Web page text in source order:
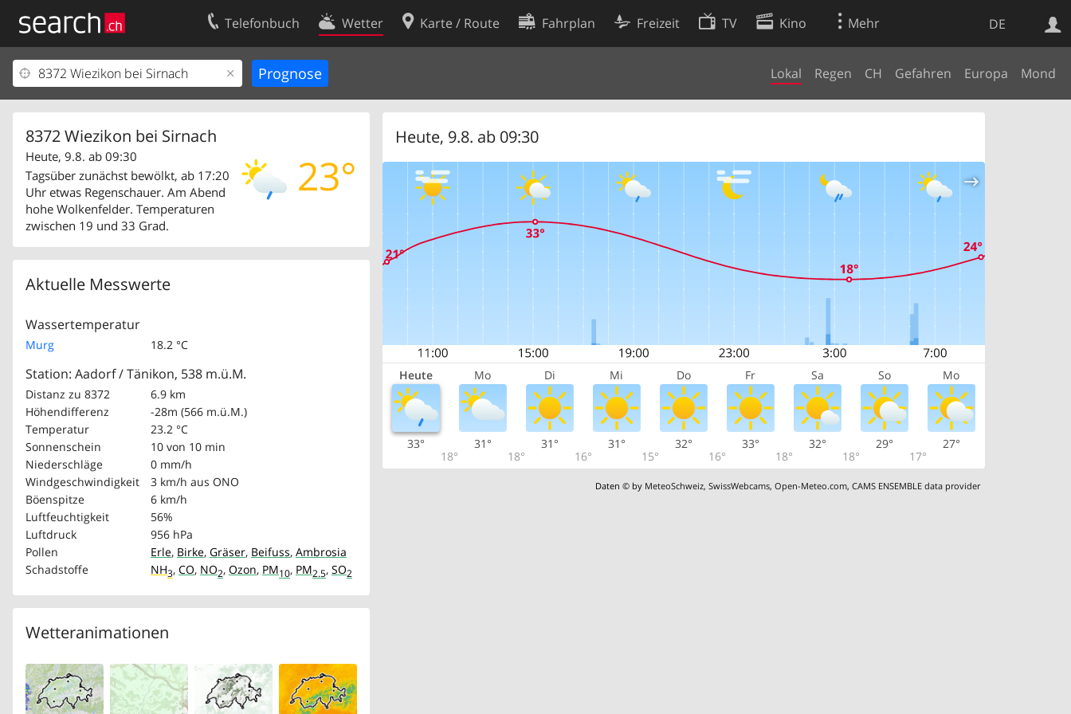
DE
Telefonbuch Wetter Karte / Route Fahrplan Freizeit TV Kino Mehr
Lokal Regen CH Gefahren Europa Mond
8372 Wiezikon bei Sirnach
23°
Heute, 9.8. ab 09:30
Tagsüber zunächst bewölkt, ab 17:20
Uhr etwas Regenschauer. Am Abend
hohe Wolkenfelder. Temperaturen
zwischen 19 und 33 Grad.
Aktuelle Messwerte
Wassertemperatur
Murg 18.2 °C
Station: Aadorf / Tänikon, 538 m.ü.M.
Distanz zu 8372
6.9 km
Höhendifferenz
-28m (566 m.ü.M.)
Temperatur
23.2 °C
Sonnenschein
10 von 10 min
Niederschläge
0 mm/h
Windgeschwindigkeit
3 km/h aus ONO
Böenspitze
6 km/h
Luftfeuchtigkeit
56%
Luftdruck
956 hPa
Pollen
Erle, Birke, Gräser, Beifuss, Ambrosia
Schadstoffe
NH3, CO, NO2, Ozon, PM10, PM2.5, SO2
Wetteranimationen
Heute, 9.8. ab 09:30
Heute Mo Di Mi Do Fr Sa So Mo
33°
18°
31°
18°
31°
16°
31°
15°
32°
16°
33°
18°
32°
18°
29°
17°
27°
Daten © by MeteoSchweiz,SwissWebcams,Open-Meteo.com,CAMS ENSEMBLE data provider
Websuche
Ihr Eintrag
Kundencenter Geschäftskunden
Kontakt
Nutzungsbedingungen
Cookie-Einstellungen